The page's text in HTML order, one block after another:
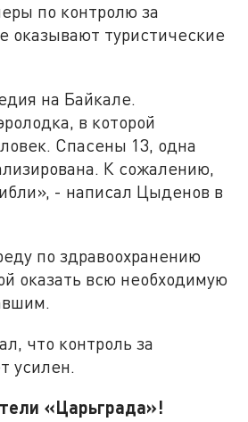
по контролю за
оказывают туристические
на Байкале.
в которой
Спасены 13, одна
К сожалению,
- написал Цыденов в
по здравоохранению
оказать всю необходимую
что контроль за
усилен.
«Царьграда»!